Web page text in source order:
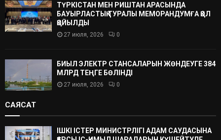
ТҮРКІСТАН МЕН РИШТАН АРАСЫНДА
БАУЫРЛАСТЫҚ ТУРАЛЫ МЕМОРАНДУМҒА ҚОЛ
ҚОЙЫЛДЫ
27 июля, 2026 0
БИЫЛ ЭЛЕКТР СТАНСАЛАРЫН ЖӨНДЕУГЕ 384
МЛРД ТЕҢГЕ БӨЛІНДІ
27 июля, 2026 0
САЯСАТ
ІШКІ ІСТЕР МИНИСТРЛІГІ АДАМ САУДАСЫНА